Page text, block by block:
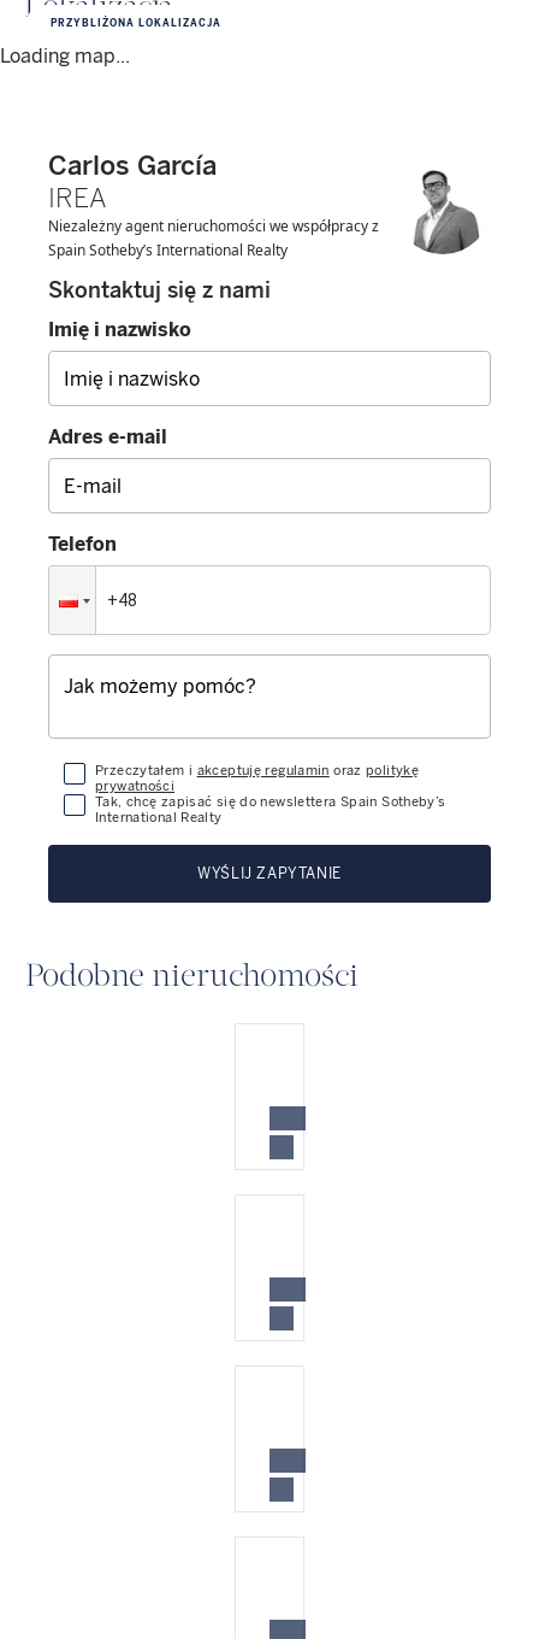
Lokalizacja
Loading map...
PRZYBLIŻONA LOKALIZACJA
Carlos García
IREA
Niezależny agent nieruchomości we współpracy z
Spain Sotheby’s International Realty
Skontaktuj się z nami
Imię i nazwisko
Adres e-mail
Telefon
Przeczytałem i akceptuję regulamin oraz politykę
prywatności
Tak, chcę zapisać się do newslettera Spain Sotheby’s
International Realty
WYŚLIJ ZAPYTANIE
Podobne nieruchomości